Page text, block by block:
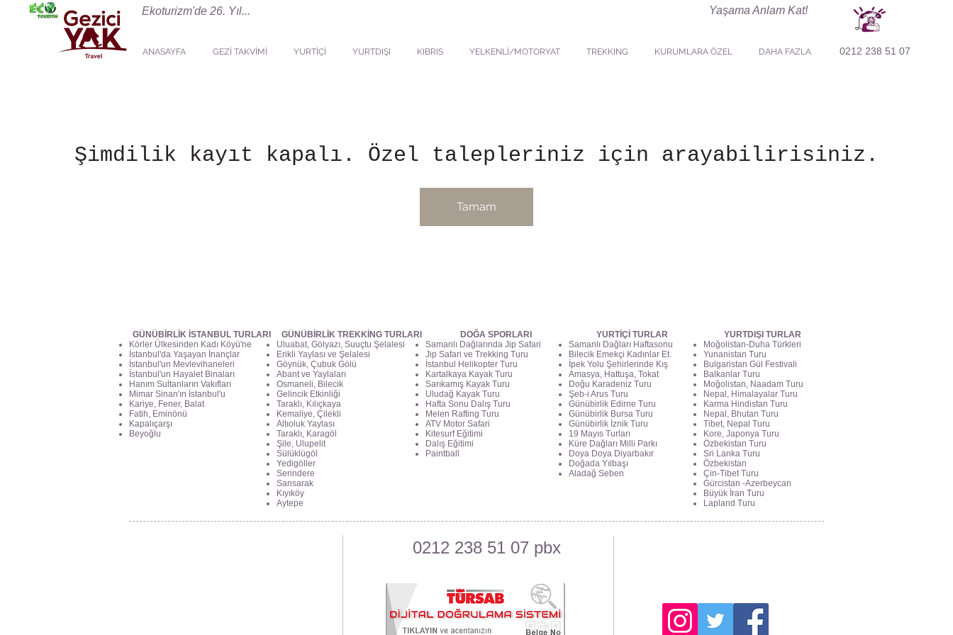
Ekoturizm'de 26. Yıl... Yaşama Anlam Kat!
ANASAYFA GEZİ TAKVİMİ YURTİÇİ YURTDIŞI KIBRIS YELKENLİ/MOTORYAT TREKKING KURUMLARA ÖZEL DAHA FAZLA 0212 238 51 07
Şimdilik kayıt kapalı. Özel talepleriniz için arayabilirisiniz.
Tamam
GÜNÜBİRLİK İSTANBUL TURLARI
Körler Ülkesinden Kadı Köyü'ne
İstanbul'da Yaşayan İnançlar
İstanbul'un Mevlevihaneleri
İstanbul'un Hayalet Binaları
Hanım Sultanların Vakıfları
Mimar Sinan'ın İstanbul'u
Kariye, Fener, Balat
Fatih, Eminönü
Kapalıçarşı
Beyoğlu
GÜNÜBİRLİK TREKKİNG TURLARI
Uluabat, Gölyazı, Suuçtu Şelalesi
Erikli Yaylası ve Şelalesi
Göynük, Çubuk Gölü
Abant ve Yaylaları
Osmaneli, Bilecik
Gelincik Etkinliği
Taraklı, Kılıçkaya
Kemaliye, Çilekli
Altıoluk Yaylası
Taraklı, Karagöl
Şile, Ulupelit
Sülüklügöl
Yedigöller
Serindere
Sansarak
Kıyıköy
Aytepe
DOĞA SPORLARI
Samanlı Dağlarında Jip Safari
Jip Safari ve Trekking Turu
İstanbul Helikopter Turu
Kartalkaya Kayak Turu
Sarıkamış Kayak Turu
Uludağ Kayak Turu
Hafta Sonu Dalış Turu
Melen Rafting Turu
ATV Motor Safari
Kitesurf Eğitimi
Dalış Eğitimi
Paintball
YURTİÇİ TURLAR
Samanlı Dağları Haftasonu
Bilecik Emekçi Kadınlar Et.
İpek Yolu Şehirlerinde Kış
Amasya, Hattuşa, Tokat
Doğu Karadeniz Turu
Şeb-i Arus Turu
Günübirlik Edirne Turu
Günübirlik Bursa Turu
Günübirlik İznik Turu
19 Mayıs Turları
Küre Dağları Milli Parkı
Doya Doya Diyarbakır
Doğada Yılbaşı
Aladağ Seben
YURTDIŞI TURLAR
Moğolistan-Duha Türkleri
Yunanistan Turu
Bulgaristan Gül Festivali
Balkanlar Turu
Moğolistan, Naadam Turu
Nepal, Himalayalar Turu
Karma Hindistan Turu
Nepal, Bhutan Turu
Tibet, Nepal Turu
Kore, Japonya Turu
Özbekistan Turu
Sri Lanka Turu
Özbekistan
Çin-Tibet Turu
Gürcistan -Azerbeycan
Büyük İran Turu
Lapland Turu
0212 238 51 07 pbx